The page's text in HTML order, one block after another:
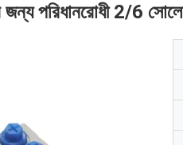
পরিধানরোধী 2/6